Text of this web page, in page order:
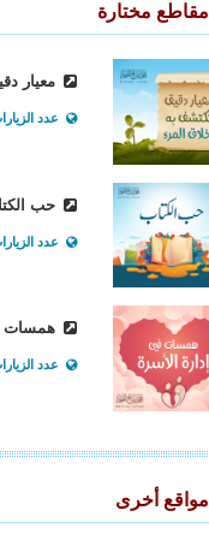
مقاطع مختارة
معيار
عدد الزيارات:
حب
عدد الزيارات:
همسات
عدد الزيارات:
مواقع أخرى